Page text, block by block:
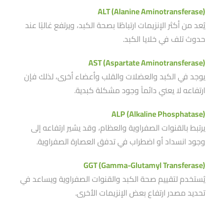
ALT (Alanine Aminotransferase)
يُعد من أكثر الإنزيمات ارتباطًا بصحة الكبد، ويرتفع غالبًا عند
حدوث تلف في خلايا الكبد.
AST (Aspartate Aminotransferase)
يوجد في الكبد والعضلات والقلب وأعضاء أخرى، لذلك فإن
ارتفاعه لا يعني دائماََ وجود مشكلة كبدية.
ALP (Alkaline Phosphatase)
يرتبط بالقنوات الصفراوية والعظام، وقد يشير ارتفاعه إلى
وجود انسداد أو اضطراب في تدفق العصارة الصفراوية.
GGT (Gamma-Glutamyl Transferase)
يُستخدم لتقييم صحة الكبد والقنوات الصفراوية ويساعد في
تحديد مصدر ارتفاع بعض الإنزيمات الأخرى.